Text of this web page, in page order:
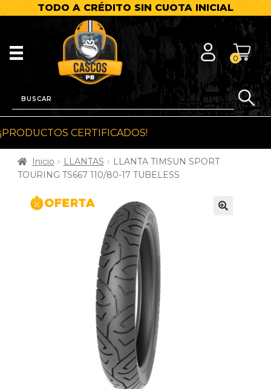
TODO A CRÉDITO SIN CUOTA INICIAL
0
¡PRODUCTOS CERTIFICADOS!
Inicio LLANTAS
LLANTA TIMSUN SPORT
TOURING TS667 110/80-17 TUBELESS